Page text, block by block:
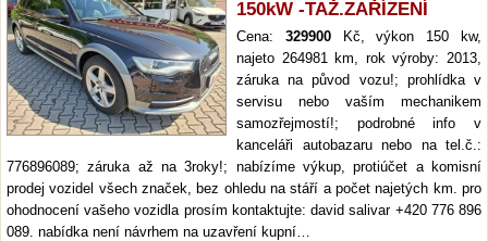
150kW -TAŽ.ZAŘÍZENÍ
Cena: 329900Kč, výkon 150 kw,
najeto 264981 km, rok výroby: 2013,
záruka na původ vozu!; prohlídka v
servisu nebo vaším mechanikem
samozřejmostí!; podrobné info v
kanceláři autobazaru nebo na tel.č.:
776896089; záruka až na 3roky!; nabízíme výkup, protiúčet a komisní
prodej vozidel všech značek, bez ohledu na stáří a počet najetých km. pro
ohodnocení vašeho vozidla prosím kontaktujte: david salivar +420 776 896
089. nabídka není návrhem na uzavření kupní…